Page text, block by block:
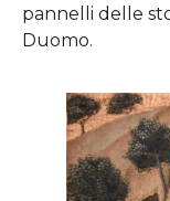
pannelli delle
Duomo.